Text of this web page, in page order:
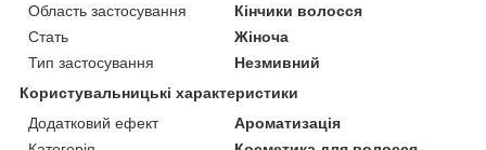
Область застосування
Кінчики волосся
Стать
Жіноча
Тип застосування
Незмивний
Користувальницькі характеристики
Додатковий ефект
Ароматизація